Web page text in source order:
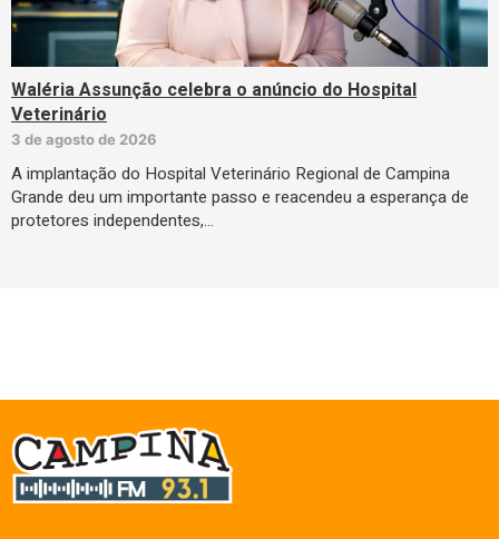
Waléria Assunção celebra o anúncio do Hospital
Veterinário
3 de agosto de 2026
A implantação do Hospital Veterinário Regional de Campina
Grande deu um importante passo e reacendeu a esperança de
protetores independentes,…